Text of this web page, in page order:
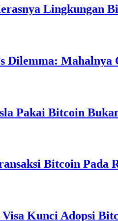
Lingkungan
Dilemma: Mahalnya
Pakai Bitcoin
Bitcoin Pada
Kunci Adopsi